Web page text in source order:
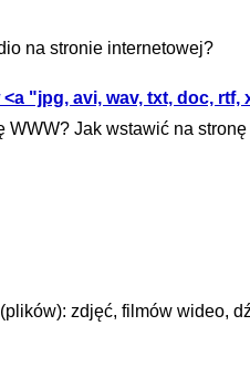
na stronie internetowej?
"jpg, avi, wav, txt, doc, rtf,
Jak wstawić na
zdjęć, filmów wideo,